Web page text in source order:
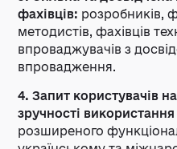
фахівців: розробників,
методистів, фахівців
впроваджувачів з
впровадження.
4. Запит користувачів
зручності використання
розширеного